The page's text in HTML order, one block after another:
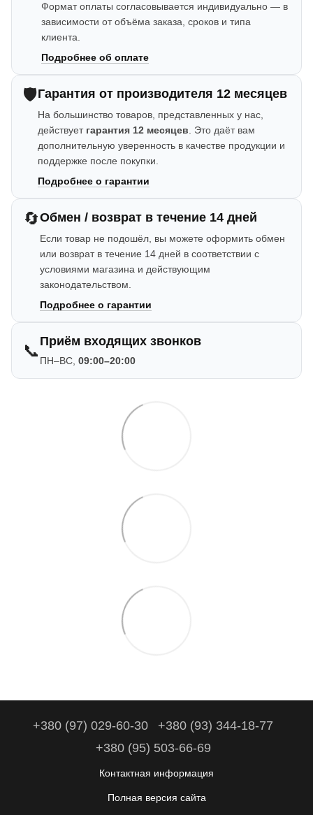
Формат оплаты согласовывается индивидуально — в
зависимости от объёма заказа, сроков и типа
клиента.
Подробнее об оплате
🛡️Гарантия от производителя 12 месяцев
На большинство товаров, представленных у нас,
действует гарантия 12 месяцев . Это даёт вам
дополнительную уверенность в качестве продукции и
поддержке после покупки.
Подробнее о гарантии
🔄Обмен / возврат в течение 14 дней
Если товар не подошёл, вы можете оформить обмен
или возврат в течение 14 дней в соответствии с
условиями магазина и действующим
законодательством.
Подробнее о гарантии
📞 Приём входящих звонков
ПН–ВС, 09:00–20:00
+380 (97) 029-60-30
+380 (93) 344-18-77
+380 (95) 503-66-69
Контактная информация
Полная версия сайта